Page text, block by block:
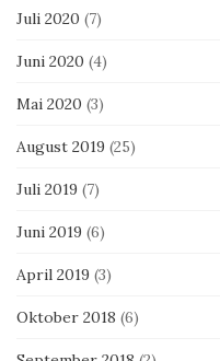
Juli 2020 (7)
Juni 2020 (4)
Mai 2020 (3)
August 2019 (25)
Juli 2019 (7)
Juni 2019 (6)
April 2019 (3)
Oktober 2018 (6)